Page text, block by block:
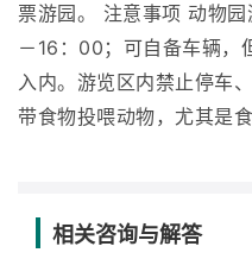
票游园。 注意事项 动物
－16：00；可自备车辆，
入内。游览区内禁止停车
带食物投喂动物，尤其是食
相关咨询与解答